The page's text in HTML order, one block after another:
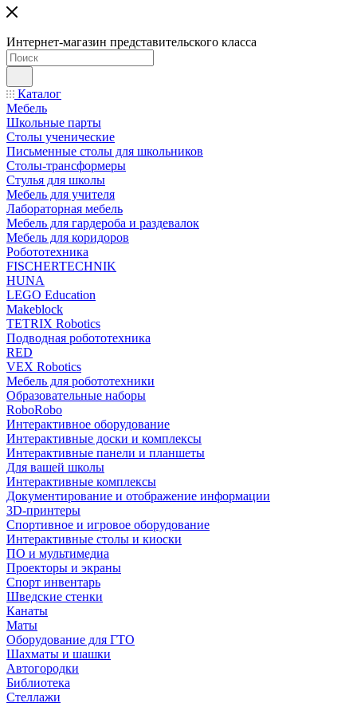
Интернет-магазин представительского класса
Каталог
Мебель
Школьные парты
Столы ученические
Письменные столы для школьников
Столы-трансформеры
Стулья для школы
Мебель для учителя
Лабораторная мебель
Мебель для гардероба и раздевалок
Мебель для коридоров
Робототехника
FISCHERTECHNIK
HUNA
LEGO Education
Makeblock
TETRIX Robotics
Подводная робототехника
RED
VEX Robotics
Мебель для робототехники
Образовательные наборы
RoboRobo
Интерактивное оборудование
Интерактивные доски и комплексы
Интерактивные панели и планшеты
Для вашей школы
Интерактивные комплексы
Документирование и отображение информации
3D-принтеры
Спортивное и игровое оборудование
Интерактивные столы и киоски
ПО и мультимедиа
Проекторы и экраны
Спорт инвентарь
Шведские стенки
Канаты
Маты
Оборудование для ГТО
Шахматы и шашки
Автогородки
Библиотека
Стеллажи